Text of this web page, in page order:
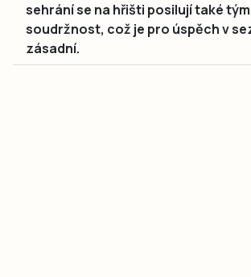
sehrání se na hřišti posilují také
soudržnost, což je pro úspěch v
zásadní.